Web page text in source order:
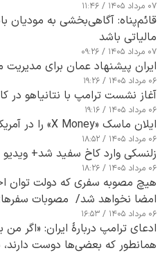
۰۷ مرداد ۱۴۰۵ / ۱۱:۴۶
قائم‌پناه: آگاهی‌بخشی به مودیان
مالیاتی باشد
۰۷ مرداد ۱۴۰۵ / ۰۹:۲۶
ایران پیشنهاد عمان برای مدیریت
۰۶ مرداد ۱۴۰۵ / ۱۹:۲۶
آغاز نشست ترامپ با نتانیاهو در
۰۶ مرداد ۱۴۰۵ / ۱۹:۱۶
ایلان ماسک «X Money» را در آمریکا راه‌اندازی کرد
۰۶ مرداد ۱۴۰۵ / ۱۸:۵۲
زلنسکی وارد کاخ سفید شد+ ویدیو
۰۶ مرداد ۱۴۰۵ / ۱۸:۲۶
هیچ مصوبه سفری که دولت توان
امضا نخواهد شد/ مصوبات
قانون بودجه است+ عکس
۰۶ مرداد ۱۴۰۵ / ۱۶:۵۳
ادعای ترامپ دربارهٔ ایران: «اگر من
همانطور که بعضی‌ها دوست